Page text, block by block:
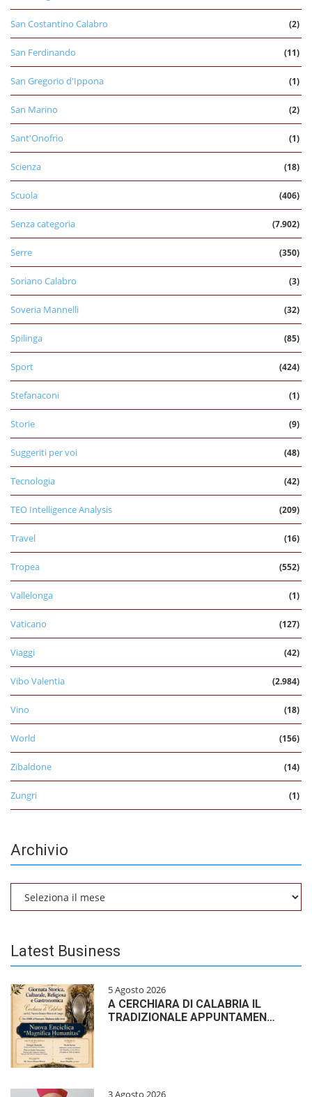
San Costantino Calabro (2)
San Ferdinando (11)
San Gregorio d'Ippona (1)
San Marino (2)
Sant'Onofrio (1)
Scienza (18)
Scuola (406)
Senza categoria (7.902)
Serre (350)
Soriano Calabro (3)
Soveria Mannelli (32)
Spilinga (85)
Sport (424)
Stefanaconi (1)
Storie (9)
Suggeriti per voi (48)
Tecnologia (42)
TEO Intelligence Analysis (209)
Travel (16)
Tropea (552)
Vallelonga (1)
Vaticano (127)
Viaggi (42)
Vibo Valentia (2.984)
Vino (18)
World (156)
Zibaldone (14)
Zungri (1)
Archivio
Latest Business
5 Agosto 2026
A CERCHIARA DI CALABRIA IL
TRADIZIONALE APPUNTAMEN…